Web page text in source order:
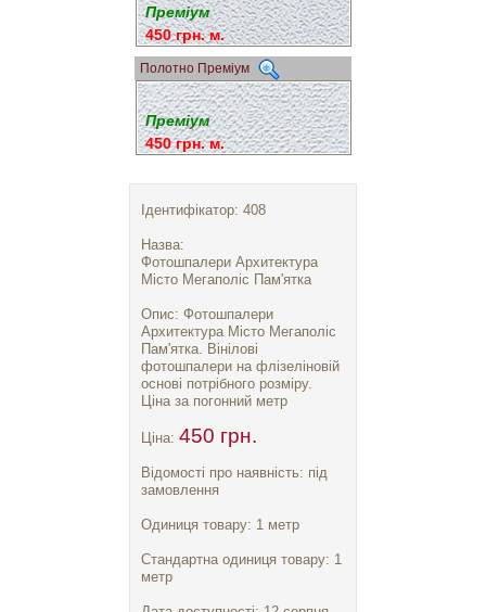
Преміум
450 грн. м.
Полотно Преміум
Преміум
450 грн. м.
Ідентифікатор: 408
Назва:
Фотошпалери Архитектура
Місто Мегаполіс Пам'ятка
Опис: Фотошпалери
Архитектура Місто Мегаполіс
Пам'ятка. Вінілові
фотошпалери на флізеліновій
основі потрібного розміру.
Ціна за погонний метр
Ціна: 450 грн.
Відомості про наявність: під
замовлення
Одиниця товару: 1 метр
Стандартна одиниця товару: 1
метр